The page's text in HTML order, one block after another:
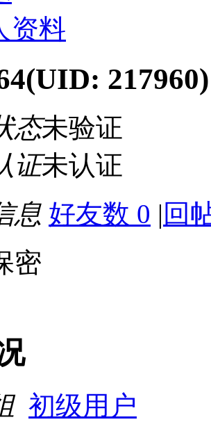
资料
(UID: 217960)
态未验证
证未认证
息 好友数 0 | 回
密
初级用户